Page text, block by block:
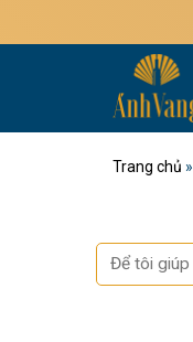
qua
Trang chủ »
Tìm
kiếm: